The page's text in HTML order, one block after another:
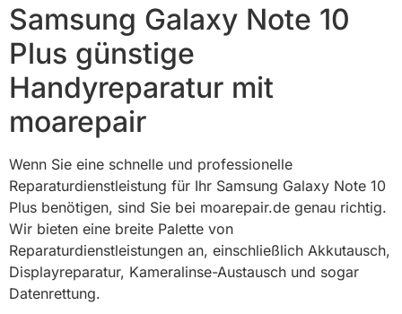
Samsung Galaxy Note 10
Plus günstige
Handyreparatur mit
moarepair
Wenn Sie eine schnelle und professionelle
Reparaturdienstleistung für Ihr Samsung Galaxy Note 10
Plus benötigen, sind Sie bei moarepair.de genau richtig.
Wir bieten eine breite Palette von
Reparaturdienstleistungen an, einschließlich Akkutausch,
Displayreparatur, Kameralinse-Austausch und sogar
Datenrettung.